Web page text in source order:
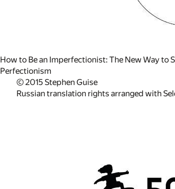
How to Be an Imperfectionist: The New Way to
Perfectionism
© 2015 Stephen Guise
Russian translation rights arranged with